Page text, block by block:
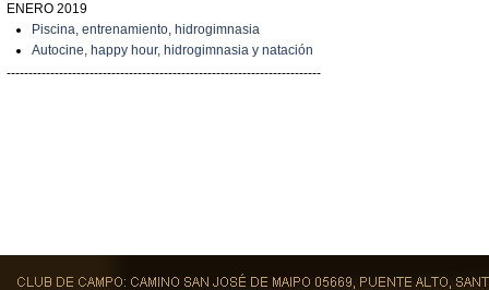
ENERO 2019
Piscina, entrenamiento, hidrogimnasia
Autocine, happy hour, hidrogimnasia y natación
------------------------------------------------------------------------